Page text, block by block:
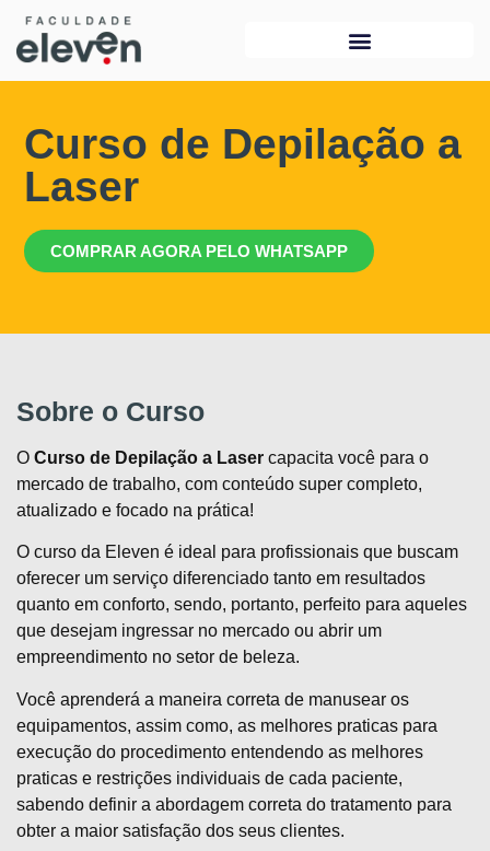
Curso de Depilação a
Laser
COMPRAR AGORA PELO WHATSAPP
Sobre o Curso
O Curso de Depilação a Laser capacita você para o
mercado de trabalho, com conteúdo super completo,
atualizado e focado na prática!
O curso da Eleven é ideal para profissionais que buscam
oferecer um serviço diferenciado tanto em resultados
quanto em conforto, sendo, portanto, perfeito para aqueles
que desejam ingressar no mercado ou abrir um
empreendimento no setor de beleza.
Você aprenderá a maneira correta de manusear os
equipamentos, assim como, as melhores praticas para
execução do procedimento entendendo as melhores
praticas e restrições individuais de cada paciente,
sabendo definir a abordagem correta do tratamento para
obter a maior satisfação dos seus clientes.